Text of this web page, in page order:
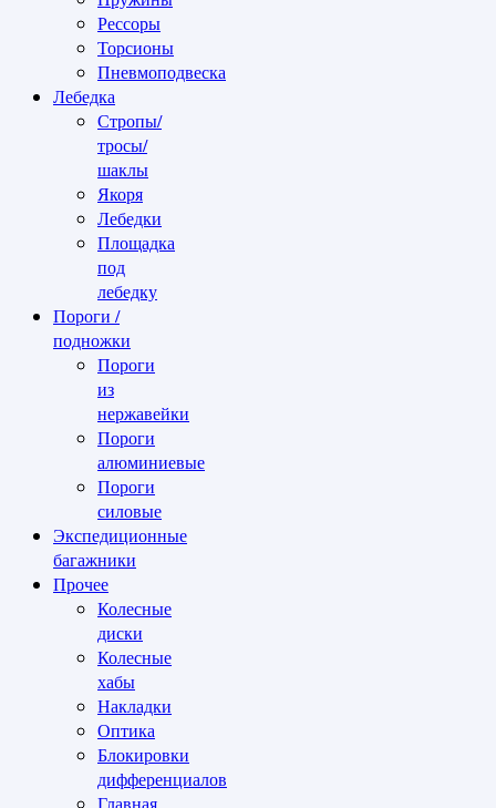
Рессоры
Торсионы
Пневмоподвеска
Лебедка
Стропы/
тросы/
шаклы
Якоря
Лебедки
Площадка
под
лебедку
Пороги /
подножки
Пороги
из
нержавейки
Пороги
алюминиевые
Пороги
силовые
Экспедиционные
багажники
Прочее
Колесные
диски
Колесные
хабы
Накладки
Оптика
Блокировки
дифференциалов
Главная